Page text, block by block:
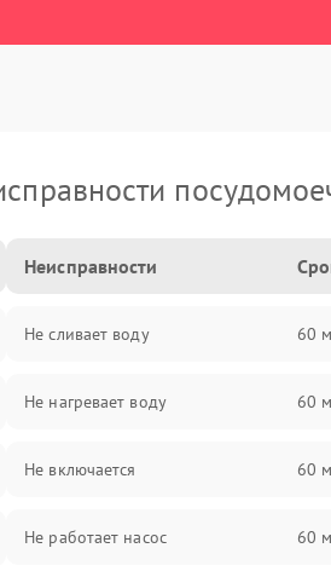
Неисправности
Не сливает воду 60
Не нагревает воду 60
Не включается 60
Не работает насос 60